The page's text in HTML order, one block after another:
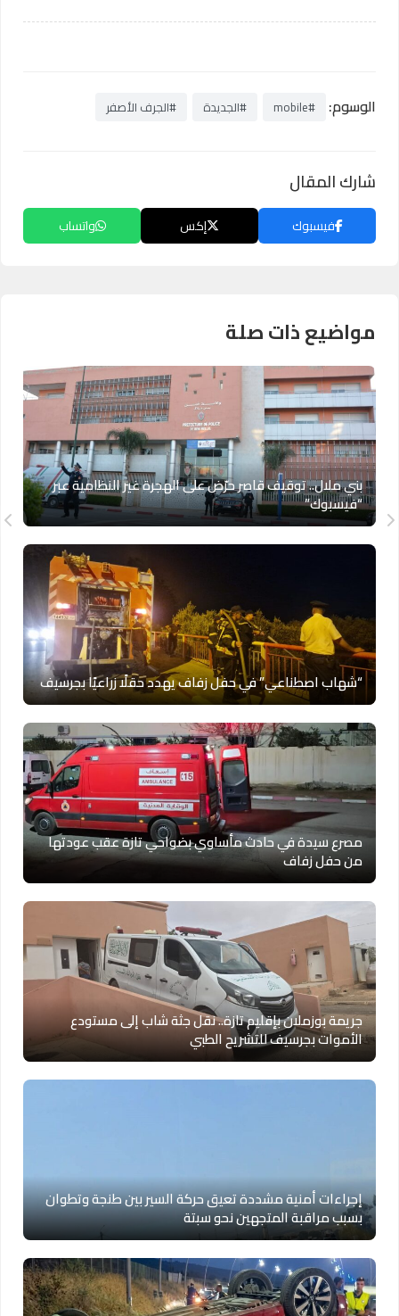
الوسوم: #mobile #الجديدة #الجرف الأصفر
شارك المقال
فيسبوك إكس واتساب
مواضيع ذات صلة
بني ملال.. توقيف قاصر حرّض على الهجرة غير النظامية عبر
“فيسبوك”
“شهاب اصطناعي” في حفل زفاف يهدد حقلًا زراعيًا بجرسيف
مصرع سيدة في حادث مأساوي بضواحي تازة عقب عودتها
من حفل زفاف
جريمة بوزملان بإقليم تازة.. نقل جثة شاب إلى مستودع
الأموات بجرسيف للتشريح الطبي
إجراءات أمنية مشددة تعيق حركة السير بين طنجة وتطوان
بسبب مراقبة المتجهين نحو سبتة